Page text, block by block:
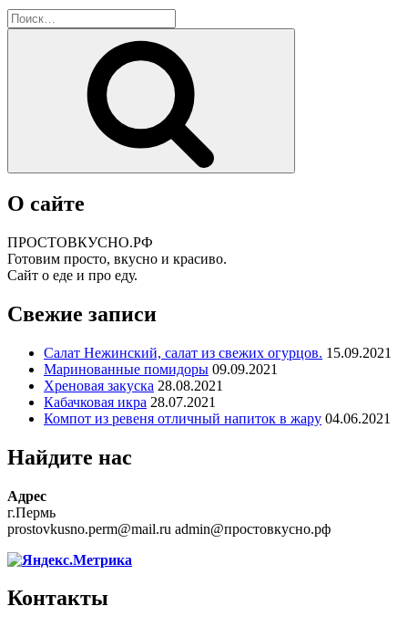
Искать:
О сайте
ПРОСТОВКУСНО.РФ
Готовим просто, вкусно и красиво.
Сайт о еде и про еду.
Свежие записи
Салат Нежинский, салат из свежих огурцов. 15.09.2021
Маринованные помидоры 09.09.2021
Хреновая закуска 28.08.2021
Кабачковая икра 28.07.2021
Компот из ревеня отличный напиток в жару 04.06.2021
Найдите нас
Адрес
г.Пермь
prostovkusno.perm@mail.ru admin@простовкусно.рф
Контакты